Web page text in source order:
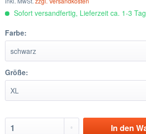
Sofort versandfertig, Lieferzeit ca. 1-3
Farbe:
Größe:
In den